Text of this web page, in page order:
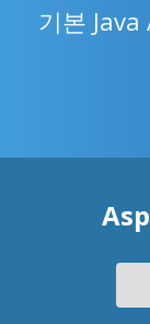
기본 Java